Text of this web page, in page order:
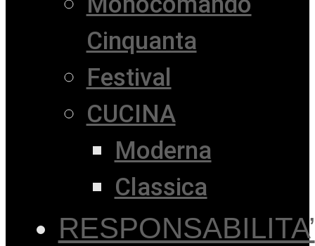
Cinquanta
Festival
CUCINA
Moderna
Classica
RESPONSABILITA’